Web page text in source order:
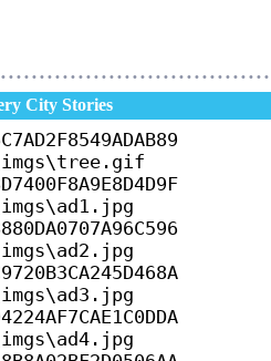
• • • • • • • • • • • • • • • • • • • • • • • • • • • • • • • • •
City Stories